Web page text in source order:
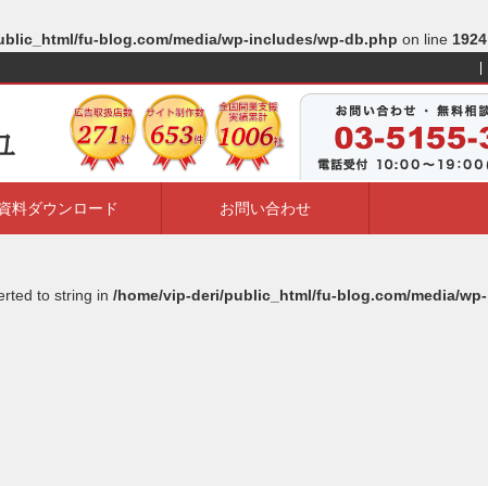
fu-blog.com/media/wp-includes/wp-db.php on line 1924
料ダウンロード お問い合わせ
to string in /home/vip-deri/public_html/fu-blog.com/media/wp-